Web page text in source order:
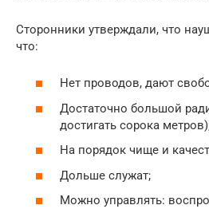
Сторонники утверждали, что
что:
Нет проводов, дают
Достаточно большой
достигать сорока
На порядок чище и
Дольше служат;
Можно управлять: